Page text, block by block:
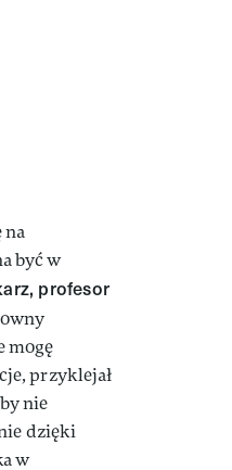
na
być w
profesor
mogę
przyklejał
nie
dzięki
w